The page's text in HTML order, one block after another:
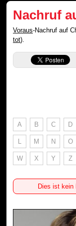
Nachruf
Voraus-Nachruf auf
tot).
A B C D
L M N O
W X Y Z
Dies ist kein